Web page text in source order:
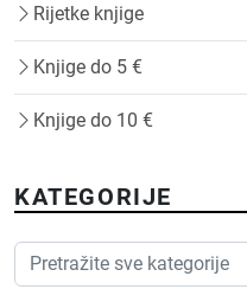
Rijetke knjige
Knjige do 5 €
Knjige do 10 €
KATEGORIJE